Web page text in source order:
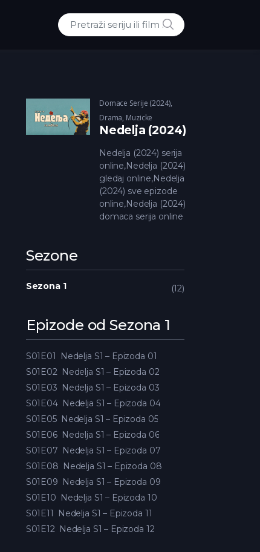
Traži:
POTRAZI
Domace Serije (2024),
Drama, Muzicke
Nedelja (2024)
Nedelja (2024) serija
online,Nedelja (2024)
gledaj online,Nedelja
(2024) sve epizode
online,Nedelja (2024)
domaca serija online
Sezone
Sezona 1 12
Epizode od Sezona 1
S01E01
Nedelja S1 – Epizoda 01
S01E02 Nedelja S1 – Epizoda 02
S01E03 Nedelja S1 – Epizoda 03
S01E04 Nedelja S1 – Epizoda 04
S01E05 Nedelja S1 – Epizoda 05
S01E06 Nedelja S1 – Epizoda 06
S01E07 Nedelja S1 – Epizoda 07
S01E08 Nedelja S1 – Epizoda 08
S01E09 Nedelja S1 – Epizoda 09
S01E10 Nedelja S1 – Epizoda 10
S01E11
Nedelja S1 – Epizoda 11
S01E12 Nedelja S1 – Epizoda 12